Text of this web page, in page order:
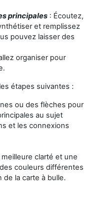
principales : Écoutez,
et remplissez
pouvez laisser des
organiser pour
étapes suivantes :
ou des flèches pour
au sujet
et les connexions
clarté et une
couleurs différentes
la carte à bulle.